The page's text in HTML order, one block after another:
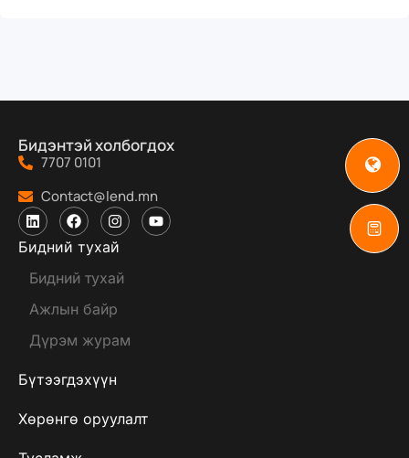
Бидэнтэй холбогдох
7707 0101
Contact@lend.mn
Бидний тухай
Бүтээгдэхүүн
Хөрөнгө оруулалт
Бидний тухай
Ажлын байр
Дүрэм журам